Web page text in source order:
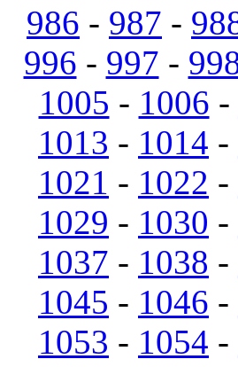
986 - 987 -
996 - 997 -
1005 - 1006 -
1013 - 1014 -
1021 - 1022 -
1029 - 1030 -
1037 - 1038 -
1045 - 1046 -
1053 - 1054 -